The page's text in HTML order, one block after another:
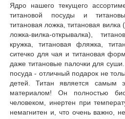
Ядро нашего текущего
титановой посуды и
титановая ложка, титановая
ложка-вилка-открывалка),
кружка, титановая фляжка,
ситечко для чая и титановая
даже титановые палочки для суши.
посуда - отличный подарок не
детей. Титан является самым
материалом! Он полностью
человеком, инертен при
немагнитен и, что очень важно,